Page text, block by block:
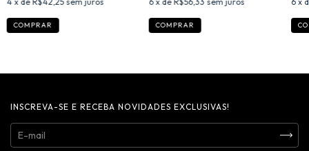
INSCREVA-SE E RECEBA NOVIDADES EXCLUSIVAS!